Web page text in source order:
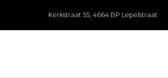
Kerkstraat 55, 4664 BP Lepelstraat